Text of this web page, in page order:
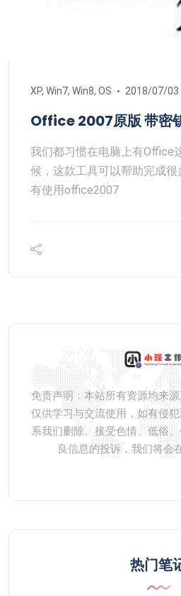
XP, Win7, Win8, OS 2018/07/03
Office 2007原版 带密
我们都习惯在电脑上有Office
候，这款工具可以帮助完成
有使用office2007
免责声明：本站所有资源均来
仅供学习与交流使用，如有侵
系我们删除。接受色情、低俗
良信息的投诉，我们将会
热门笔